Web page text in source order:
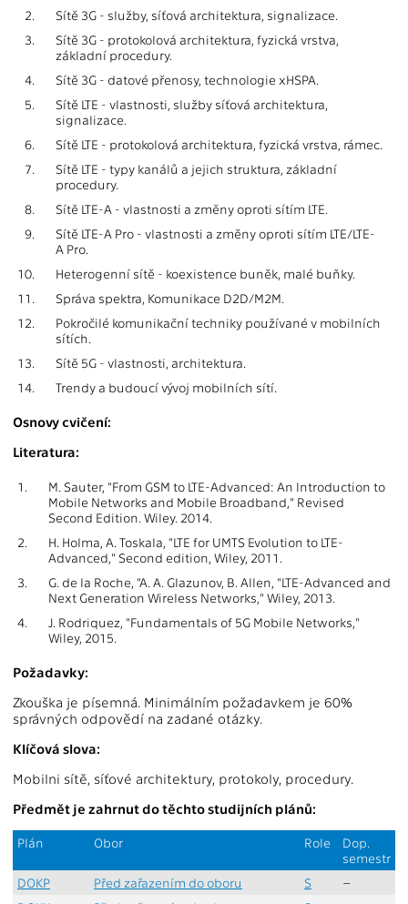
2.
Sítě 3G - služby, síťová architektura, signalizace.
3.
Sítě 3G - protokolová architektura, fyzická vrstva,
základní procedury.
4.
Sítě 3G - datové přenosy, technologie xHSPA.
5.
Sítě LTE - vlastnosti, služby síťová architektura,
signalizace.
6.
Sítě LTE - protokolová architektura, fyzická vrstva, rámec.
7.
Sítě LTE - typy kanálů a jejich struktura, základní
procedury.
8.
Sítě LTE-A - vlastnosti a změny oproti sítím LTE.
9.
Sítě LTE-A Pro - vlastnosti a změny oproti sítím LTE/LTE-
A Pro.
10.
Heterogenní sítě - koexistence buněk, malé buňky.
11.
Správa spektra, Komunikace D2D/M2M.
12.
Pokročilé komunikační techniky používané v mobilních
sítích.
13.
Sítě 5G - vlastnosti, architektura.
14.
Trendy a budoucí vývoj mobilních sítí.
Osnovy cvičení:
Literatura:
1.
M. Sauter, "From GSM to LTE-Advanced: An Introduction to
Mobile Networks and Mobile Broadband," Revised
Second Edition. Wiley. 2014.
2.
H. Holma, A. Toskala, "LTE for UMTS Evolution to LTE-
Advanced," Second edition, Wiley, 2011.
3.
G. de la Roche, "A. A. Glazunov, B. Allen, "LTE-Advanced and
Next Generation Wireless Networks," Wiley, 2013.
4.
J. Rodriquez, "Fundamentals of 5G Mobile Networks,"
Wiley, 2015.
Požadavky:
Zkouška je písemná. Minimálním požadavkem je 60%
správných odpovědí na zadané otázky.
Klíčová slova:
Mobilni sítě, síťové architektury, protokoly, procedury.
Předmět je zahrnut do těchto studijních plánů:
Plán Obor Role
Dop.
semestr
DOKP
Před zařazením do oboru S
–